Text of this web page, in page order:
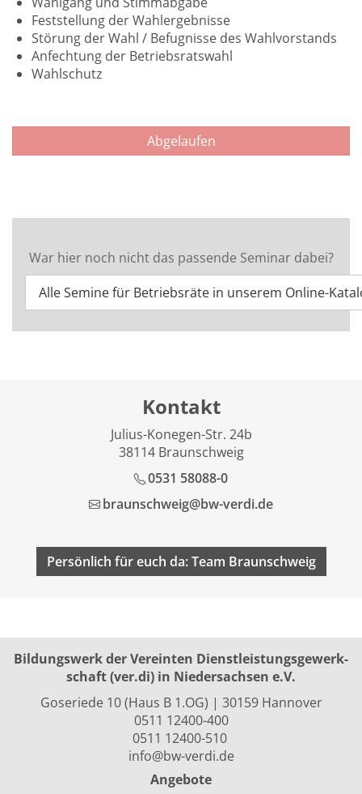
Feststellung der Wahlergebnisse
Störung der Wahl / Befugnisse des Wahlvorstands
Anfechtung der Betriebsratswahl
Wahlschutz
Abgelaufen
War hier noch nicht das passende Seminar dabei?
Alle Semine für Betriebsräte in unserem Online-
Kontakt
Julius-Konegen-Str. 24b
38114 Braunschweig
0531 58088-0
braunschweig@bw-verdi.de
Persönlich für euch da: Team Braunschweig
Bildungswerk der Vereinten Dienst­leis­tungs­ge­werk­
schaft (ver.di) in Niedersachsen e.V.
Goseriede 10 (Haus B 1.OG) | 30159 Hannover
0511 12400-400
0511 12400-510
info@bw-verdi.de
Angebote